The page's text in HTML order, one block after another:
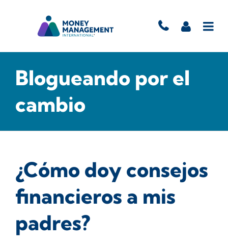
Blogueando por el
cambio
¿Cómo doy consejos
financieros a mis
padres?